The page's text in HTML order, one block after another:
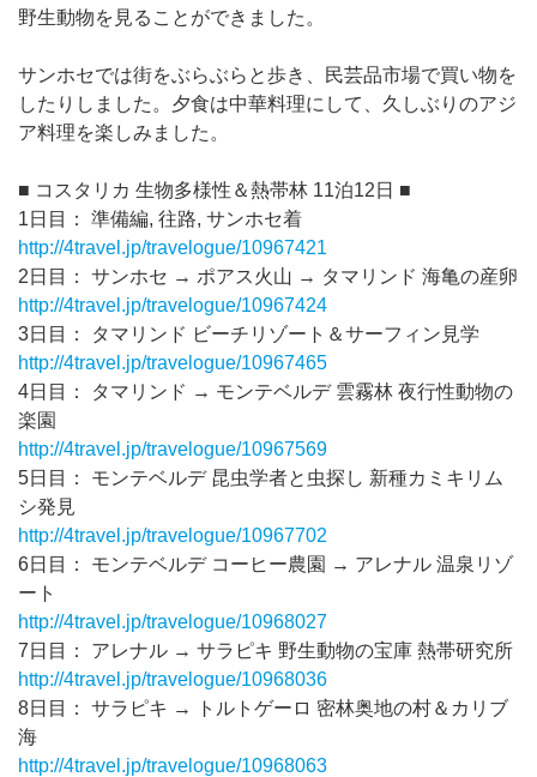
野生動物を見ることができました。
サンホセでは街をぶらぶらと歩き、民芸品市場で買い物を
したりしました。夕食は中華料理にして、久しぶりのアジ
ア料理を楽しみました。
■ コスタリカ 生物多様性＆熱帯林 11泊12日 ■
1日目： 準備編, 往路, サンホセ着
http://4travel.jp/travelogue/10967421
2日目： サンホセ → ポアス火山 → タマリンド 海亀の産卵
http://4travel.jp/travelogue/10967424
3日目： タマリンド ビーチリゾート＆サーフィン見学
http://4travel.jp/travelogue/10967465
4日目： タマリンド → モンテベルデ 雲霧林 夜行性動物の
楽園
http://4travel.jp/travelogue/10967569
5日目： モンテベルデ 昆虫学者と虫探し 新種カミキリム
シ発見
http://4travel.jp/travelogue/10967702
6日目： モンテベルデ コーヒー農園 → アレナル 温泉リゾ
ート
http://4travel.jp/travelogue/10968027
7日目： アレナル → サラピキ 野生動物の宝庫 熱帯研究所
http://4travel.jp/travelogue/10968036
8日目： サラピキ → トルトゲーロ 密林奥地の村＆カリブ
海
http://4travel.jp/travelogue/10968063